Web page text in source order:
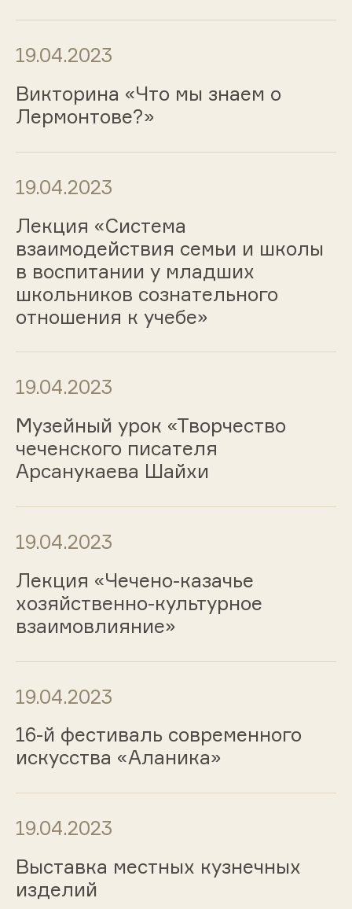
19.04.2023
Викторина «Что мы знаем о
Лермонтове?»
19.04.2023
Лекция «Система
взаимодействия семьи и школы
в воспитании у младших
школьников сознательного
отношения к учебе»
19.04.2023
Музейный урок «Творчество
чеченского писателя
Арсанукаева Шайхи
19.04.2023
Лекция «Чечено-казачье
хозяйственно-культурное
взаимовлияние»
19.04.2023
16-й фестиваль современного
искусства «Аланика»
19.04.2023
Выставка местных кузнечных
изделий